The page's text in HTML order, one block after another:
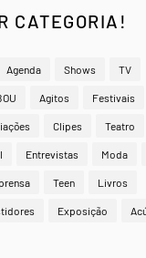
CATEGORIA!
Agenda Shows TV
Agitos Festivais
Clipes Teatro
Entrevistas Moda
Teen Livros
Exposição